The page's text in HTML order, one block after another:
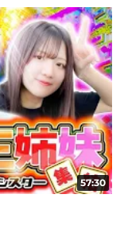
57:30